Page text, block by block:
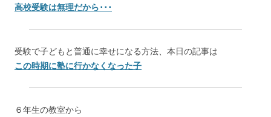
高校受験は無理だから･･･
受験で子どもと普通に幸せになる方法、本日の記事は
この時期に塾に行かなくなった子
６年生の教室から